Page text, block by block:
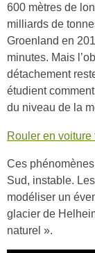
600 mètres de
milliards de
Groenland en
minutes. Mais
détachement
étudient
du niveau de la
Rouler en
Ces
Sud, instable.
modéliser un
glacier de
naturel ».